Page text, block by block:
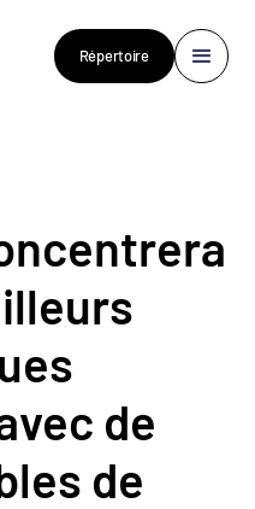
Répertoire
de
de